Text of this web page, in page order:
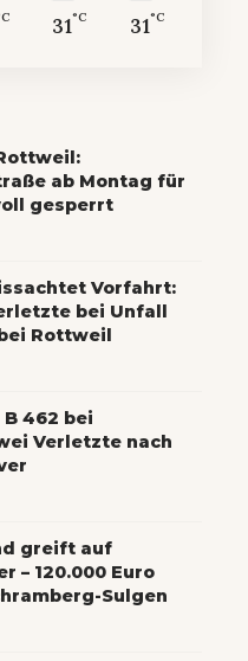
31°C 31°C
ab Montag für
gesperrt
Vorfahrt:
bei Unfall
Rottweil
462 bei
Verletzte nach
greift auf
– 120.000 Euro
Sulgen